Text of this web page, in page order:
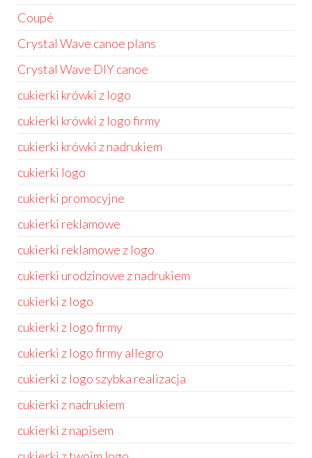
Coupé
Crystal Wave canoe plans
Crystal Wave DIY canoe
cukierki krówki z logo
cukierki krówki z logo firmy
cukierki krówki z nadrukiem
cukierki logo
cukierki promocyjne
cukierki reklamowe
cukierki reklamowe z logo
cukierki urodzinowe z nadrukiem
cukierki z logo
cukierki z logo firmy
cukierki z logo firmy allegro
cukierki z logo szybka realizacja
cukierki z nadrukiem
cukierki z napisem